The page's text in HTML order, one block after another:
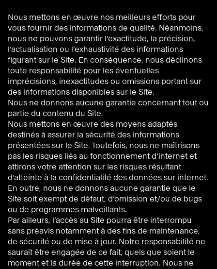
Nous mettons en œuvre nos meilleurs efforts pour
vous fournir des informations de qualité. Néanmoins,
nous ne pouvons garantir l’exactitude, la précision,
l’actualisation ou l’exhaustivité des informations
figurant sur le Site. En conséquence, nous déclinons
toute responsabilité pour les éventuelles
imprécisions, inexactitudes ou omissions portant sur
des informations disponibles sur le Site.
Nous ne donnons aucune garantie concernant tout ou
partie du contenu du Site.
Nous mettons en œuvre des moyens adaptés
destinés à assurer la sécurité des informations
présentées sur le Site. Toutefois, nous ne maîtrisons
pas les risques liés au fonctionnement d’internet et
attirons votre attention sur les risques résultant
d’atteinte à la confidentialité des données sur internet.
En outre, nous ne donnons aucune garantie que le
Site soit exempt de défaut, d’omission et/ou de bugs
ou de programmes malveillants.
Par ailleurs, l’accès au Site pourra être interrompu
sans préavis notamment à des fins de maintenance,
de sécurité ou de mise à jour. Notre responsabilité ne
saurait être engagée de ce fait, quels que soient le
moment et la durée de cette interruption. Nous ne